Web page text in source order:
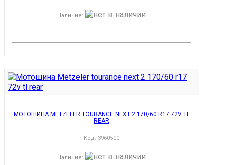
Наличие:
МОТОШИНА METZELER TOURANCE NEXT 2 170/60 R17 72V TL
REAR
Код: 3960500
Наличие: